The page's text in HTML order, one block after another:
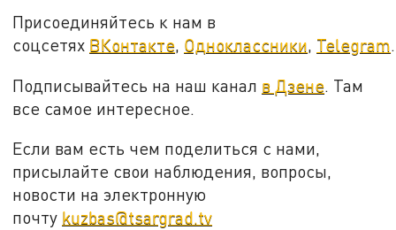
Присоединяйтесь к нам в
соцсетях ВКонтакте, Одноклассники, Telegram.
Подписывайтесь на наш канал в Дзене . Там
все самое интересное.
Если вам есть чем поделиться с нами,
присылайте свои наблюдения, вопросы,
новости на электронную
почту kuzbas@tsargrad.tv